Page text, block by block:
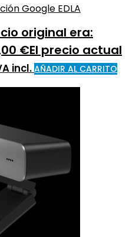
Google EDLA
original era:
€El precio actual
incl. AÑADIR AL CARRITO